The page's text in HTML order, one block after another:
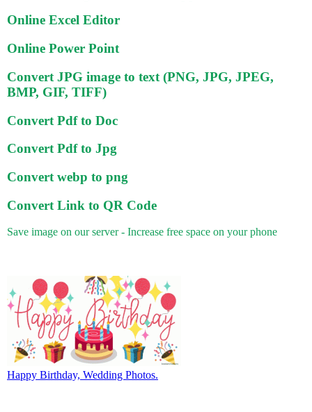
Online Excel Editor
Online Power Point
Convert JPG image to text (PNG, JPG, JPEG,
BMP, GIF, TIFF)
Convert Pdf to Doc
Convert Pdf to Jpg
Convert webp to png
Convert Link to QR Code
Save image on our server - Increase free space on your phone
Happy Birthday, Wedding Photos.